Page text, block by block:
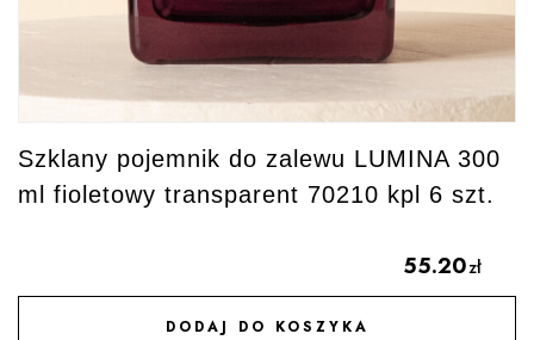
Szklany pojemnik do zalewu LUMINA 300
ml fioletowy transparent 70210 kpl 6 szt.
55.20zł
DODAJ DO KOSZYKA
DODAJ DO ULUBIONYCH